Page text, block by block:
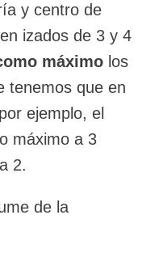
y centro de
izados de 3 y 4
máximo los
tenemos que en
ejemplo, el
máximo a 3
2.
de la